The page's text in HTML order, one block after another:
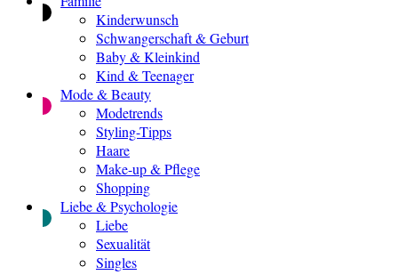
Kinderwunsch
Schwangerschaft & Geburt
Baby & Kleinkind
Kind & Teenager
Mode & Beauty
Modetrends
Styling-Tipps
Haare
Make-up & Pflege
Shopping
Liebe & Psychologie
Liebe
Sexualität
Singles